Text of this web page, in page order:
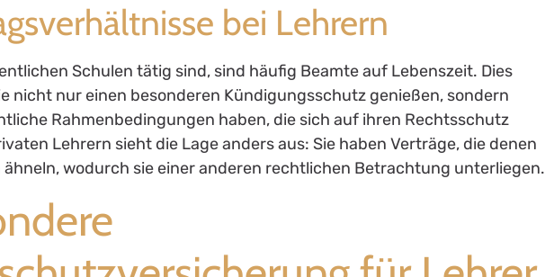
bei Lehrern
Schulen tätig sind, sind häufig Beamte auf Lebenszeit. Dies
nicht nur einen besonderen Kündigungsschutz genießen, sondern
Rahmenbedingungen haben, die sich auf ihren Rechtsschutz
Lehrern sieht die Lage anders aus: Sie haben Verträge, die denen
wodurch sie einer anderen rechtlichen Betrachtung unterliegen.